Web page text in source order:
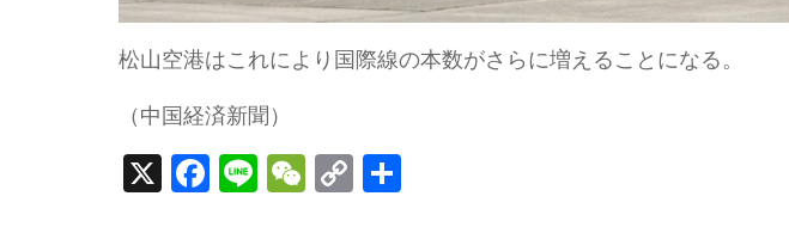
松山空港はこれにより国際線の本数がさらに増えることになる。
（中国経済新聞）
X F
a
Li
n
W
e
C
o